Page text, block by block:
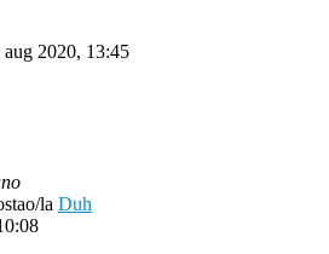
aug 2020, 13:45
la Duh